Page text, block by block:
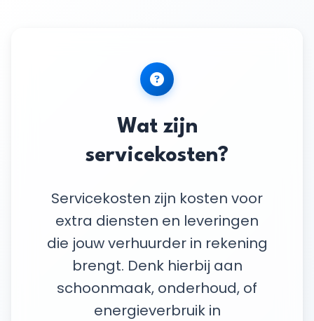
Wat zijn
servicekosten?
Servicekosten zijn kosten voor
extra diensten en leveringen
die jouw verhuurder in rekening
brengt. Denk hierbij aan
schoonmaak, onderhoud, of
energieverbruik in